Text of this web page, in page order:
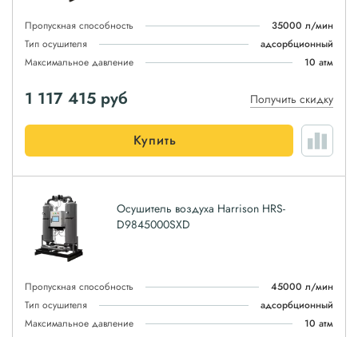
Пропускная способность
35000 л/мин
Тип осушителя
адсорбционный
Максимальное давление
10 атм
1 117 415 руб Получить скидку
Купить
Осушитель воздуха Harrison HRS-
D9845000SXD
Пропускная способность
45000 л/мин
Тип осушителя
адсорбционный
Максимальное давление
10 атм